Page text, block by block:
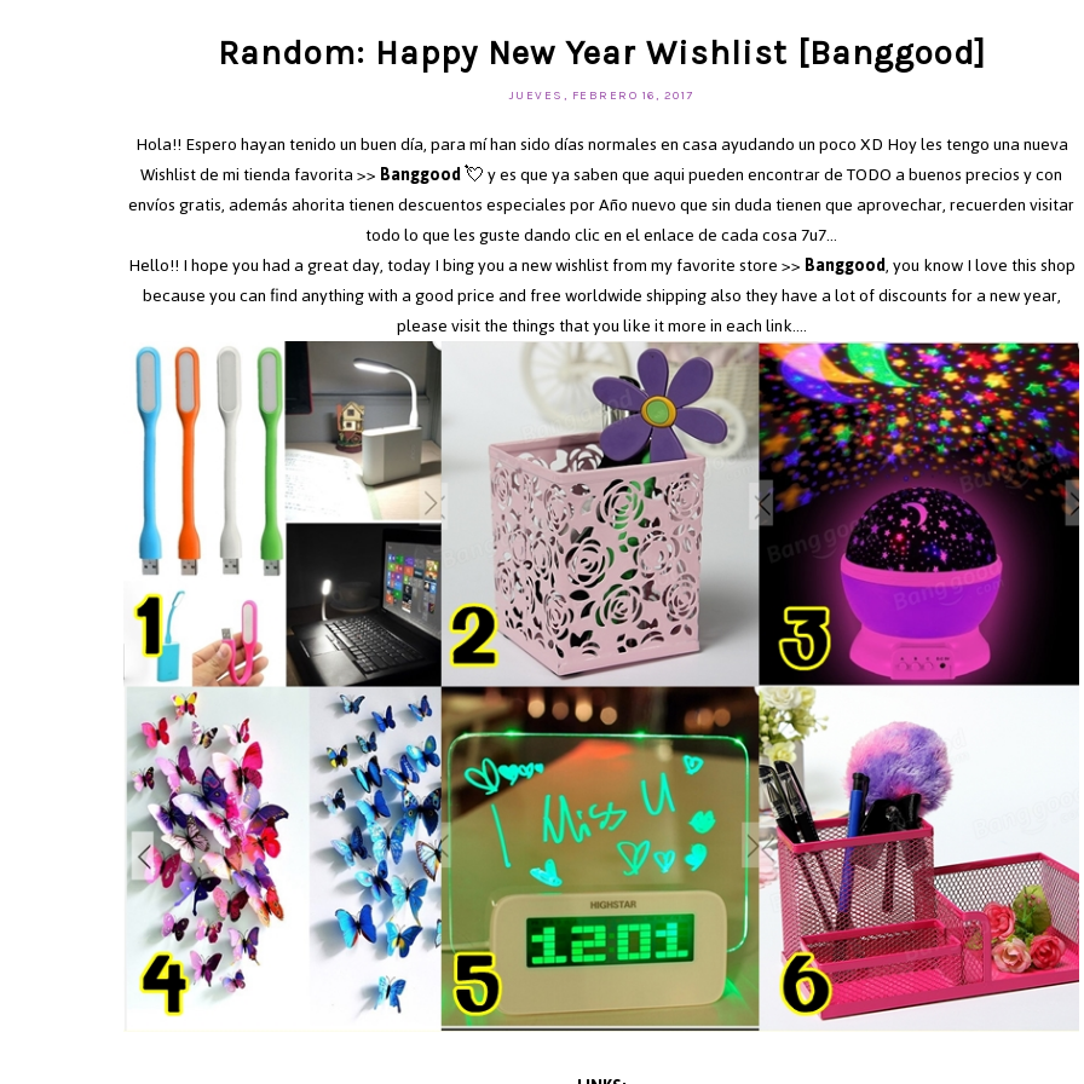
Random: Happy New Year Wishlist [Banggood]
JUEVES, FEBRERO 16, 2017
Hola!! Espero hayan tenido un buen día, para mí han sido días normales en casa ayudando un poco XD Hoy les tengo una nueva
Wishlist de mi tienda favorita >>Banggood💘 y es que ya saben que aqui pueden encontrar de TODO a buenos precios y con
envíos gratis, además ahorita tienen descuentos especiales por Año nuevo que sin duda tienen que aprovechar, recuerden visitar
todo lo que les guste dando clic en el enlace de cada cosa 7u7...
Hello!! I hope you had a great day, today I bing you a new wishlist from my favorite store >>Banggood, you know I love this shop
because you can find anything with a good price and free worldwide shipping also they have a lot of discounts for a new year,
please visit the things that you like it more in each link....